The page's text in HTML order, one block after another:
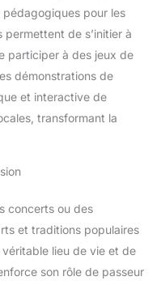
pour les
de s’initier à
participer à des jeux de
démonstrations de
et interactive de
transformant la
concerts ou des
et traditions populaires
véritable lieu de vie et de
son rôle de passeur